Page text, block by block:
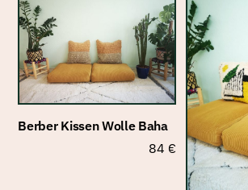
Berber Kissen Wolle Baha
84 €